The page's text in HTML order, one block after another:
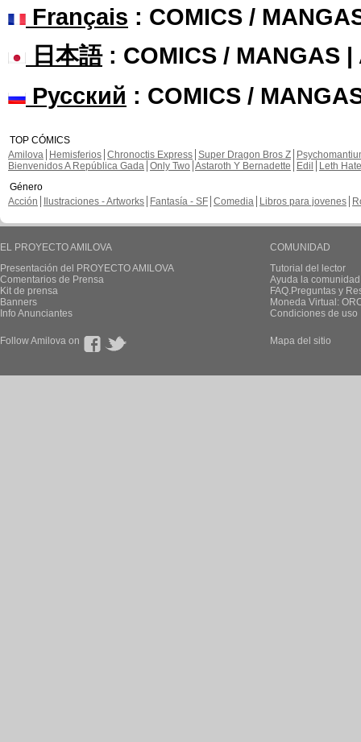
Français : COMICS /
日本語: COMICS / MANGAS |
Русский : COMICS /
TOP CÓMICS
Amilova
Hemisferios Chronoctis Express Super Dragon Bros Z
Bienvenidos A República Gada Only Two Astaroth Y Bernadette Edil
Leth Hate
Género
Acción
Ilustraciones - Artworks Fantasía - SF Comedia Libros para jovenes
EL PROYECTO AMILOVA
Presentación del PROYECTO AMILOVA
Comentarios de Prensa
Kit de prensa
Banners
Info Anunciantes
COMUNIDAD
Tutorial del lector
Ayuda la
FAQ.Preguntas y
Moneda Virtual:
Condiciones de uso
Follow Amilova on Mapa del sitio